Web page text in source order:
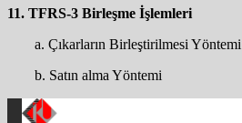
11. TFRS-3 Birleşme İşlemleri
a. Çıkarların Birleştirilmesi Yöntemi
b. Satın alma Yöntemi